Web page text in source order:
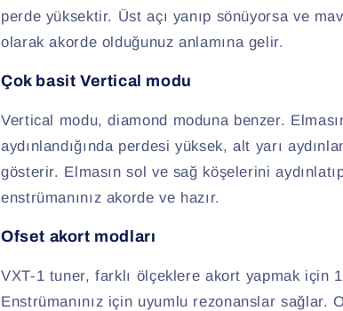
perde yüksektir. Üst açı yanıp sönüyorsa ve
olarak akorde olduğunuz anlamına gelir.
Çok basit Vertical modu
Vertical modu, diamond moduna benzer.
aydınlandığında perdesi yüksek, alt yarı
gösterir. Elmasın sol ve sağ köşelerini
enstrümanınız akorde ve hazır.
Ofset akort modları
VXT-1 tuner, farklı ölçeklere akort yapmak için
Enstrümanınız için uyumlu rezonanslar sağlar.